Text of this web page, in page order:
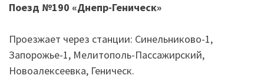
Поезд №190 «Днепр-Геническ»
Проезжает через станции: Синельниково-1,
Запорожье-1, Мелитополь-Пассажирский,
Новоалексеевка, Геническ.